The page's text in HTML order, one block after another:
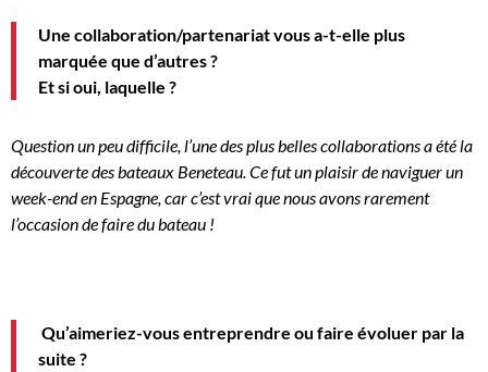
Une collaboration/partenariatvous a-t-elle plus
marquée que d’autres ?
Et si oui, laquelle ?
Question un peu difficile, l’une des plus belles collaborations a été la
découverte des bateaux Beneteau.Ce fut un plaisir de naviguer un
week-end en Espagne, car c’est vrai que nous avons rarement
l’occasion de faire du bateau !
Qu’aimeriez-vous entreprendre ou faire évoluer par la
suite ?